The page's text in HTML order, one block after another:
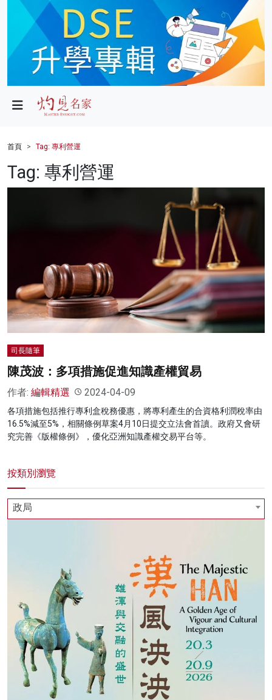
政局
財經
健康
名家榜
灼見活動
首頁 Tag: 專利營運
Tag: 專利營運
司長隨筆
陳茂波：多項措施促進知識產權貿易
作者: 編輯精選 2024-04-09
各項措施包括推行專利盒稅務優惠，將專利產生的合資格利潤稅率由
16.5%減至5%，相關條例草案4月10日提交立法會首讀。政府又會研
究完善《版權條例》，優化亞洲知識產權交易平台等。
按類別瀏覽
政局